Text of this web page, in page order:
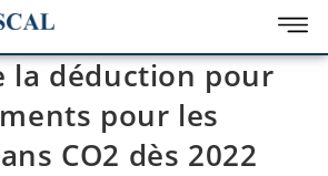
la déduction pour
pour les
CO2 dès 2022